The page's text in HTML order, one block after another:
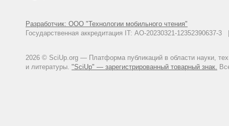
Разработчик: ООО "Технологии мобильного чтения"
Государственная аккредитация IT: АО-20230321-
2026 © SciUp.org — Платформа публикаций в области науки,
и литературы. "SciUp" — зарегистрированный товарный знак.